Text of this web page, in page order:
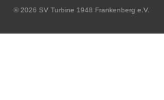
© 2026 SV Turbine 1948 Frankenberg e.V.